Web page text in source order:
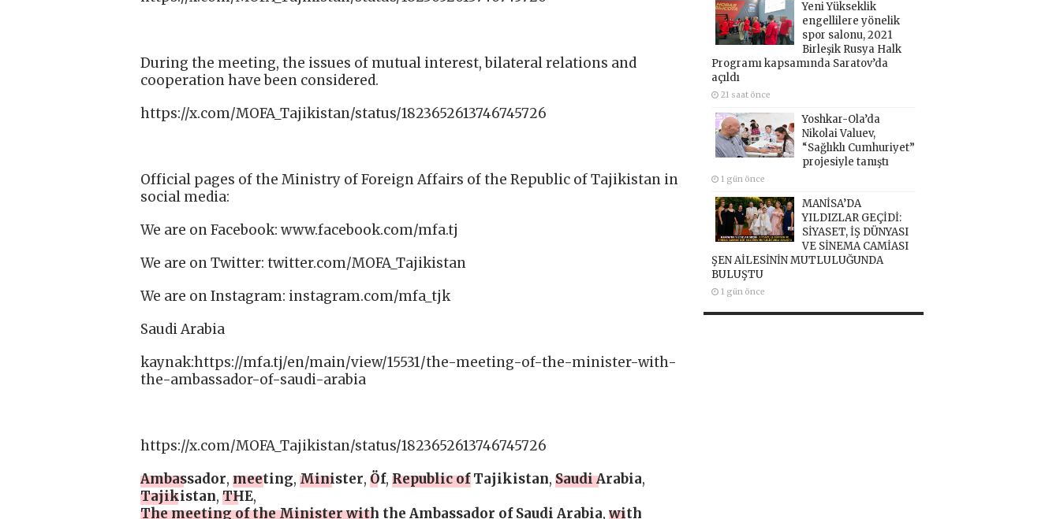
During the meeting, the issues of mutual interest, bilateral relations and
cooperation have been considered.
https://x.com/MOFA_Tajikistan/status/1823652613746745726
Official pages of the Ministry of Foreign Affairs of the Republic of Tajikistan in
social media:
We are on Facebook: www.facebook.com/mfa.tj
We are on Twitter: twitter.com/MOFA_Tajikistan
We are on Instagram: instagram.com/mfa_tjk
Saudi Arabia
kaynak:https://mfa.tj/en/main/view/15531/the-meeting-of-the-minister-with-
the-ambassador-of-saudi-arabia
https://x.com/MOFA_Tajikistan/status/1823652613746745726
Ambassador, meeting, Minister, Öf, Republic of Tajikistan, Saudi Arabia,
Tajikistan, THE,
The meeting of the Minister with the Ambassador of Saudi Arabia, with
Yeni Yükseklik
engellilere yönelik
spor salonu, 2021
Birleşik Rusya Halk
Programı kapsamında Saratov’da
açıldı
21 saat önce
Yoshkar-Ola’da
Nikolai Valuev,
“Sağlıklı Cumhuriyet”
projesiyle tanıştı
1 gün önce
MANİSA’DA
YILDIZLAR GEÇİDİ:
SİYASET, İŞ DÜNYASI
VE SİNEMA CAMİASI
ŞEN AİLESİNİN MUTLULUĞUNDA
BULUŞTU
1 gün önce